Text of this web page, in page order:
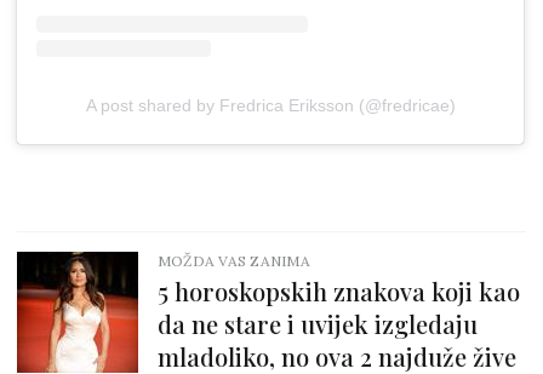
A post shared by Fredrica Eriksson (@fredricae)
MOŽDA VAS ZANIMA
5 horoskopskih znakova koji kao
da ne stare i uvijek izgledaju
mladoliko, no ova 2 najduže žive